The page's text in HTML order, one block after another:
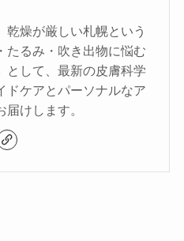
乾燥が厳しい札幌という
たるみ・吹き出物に悩む
として、最新の皮膚科学
ドケアとパーソナルなア
届けします。